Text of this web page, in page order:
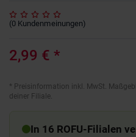
(0 Kundenmeinungen)
2,99 € *
* Preisinformation inkl. MwSt.
deiner Filiale.
In 16 ROFU-Filialen